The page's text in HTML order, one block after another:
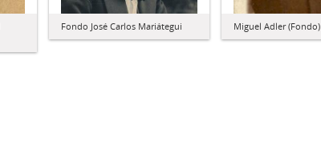
Fondo José Carlos Mariátegui Miguel Adler (Fondo)